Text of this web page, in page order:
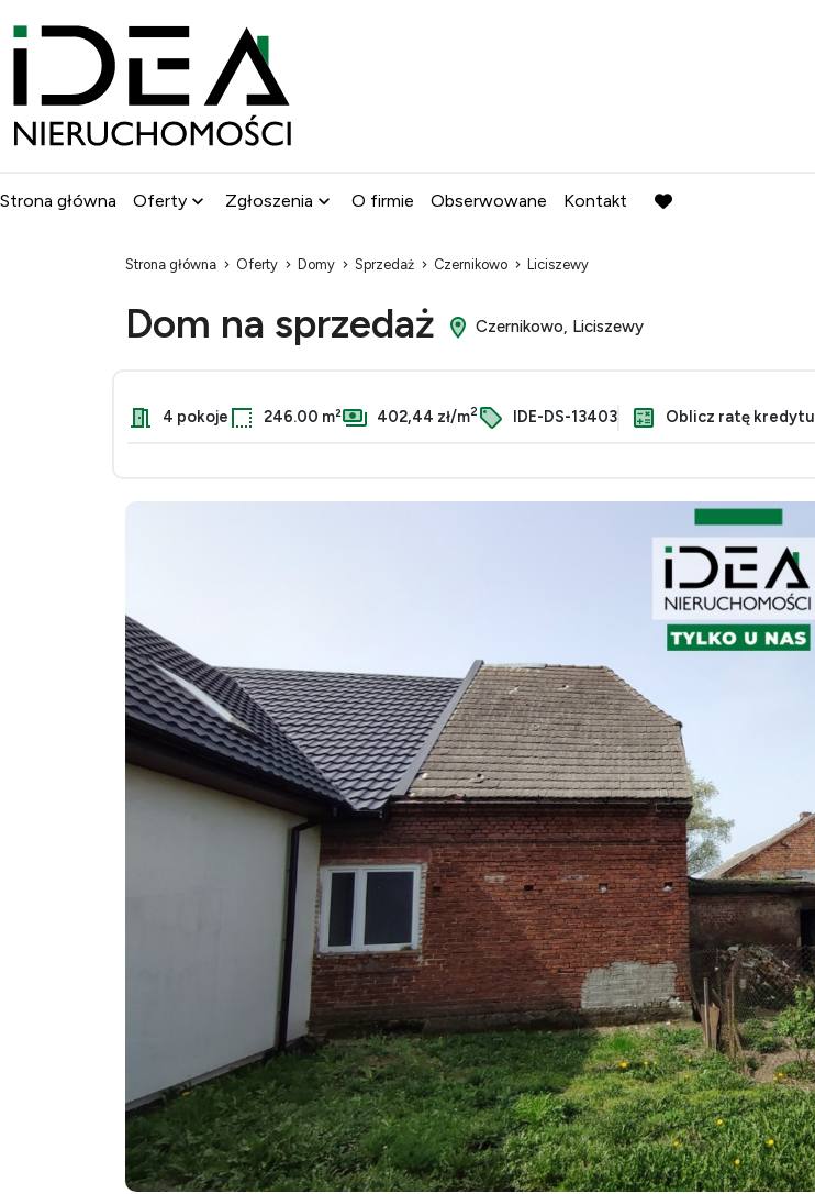
Strona główna Oferty Zgłoszenia O firmie Obserwowane Kontakt
favorite
Strona główna Oferty Domy Sprzedaż Czernikowo Liciszewy
Dom na sprzedaż Czernikowo, Liciszewy
4 pokoje 246.00 m² 402,44 zł/m2 IDE-DS-13403 Oblicz ratę kredytu